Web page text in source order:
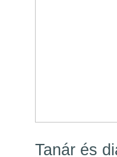
Tanár és